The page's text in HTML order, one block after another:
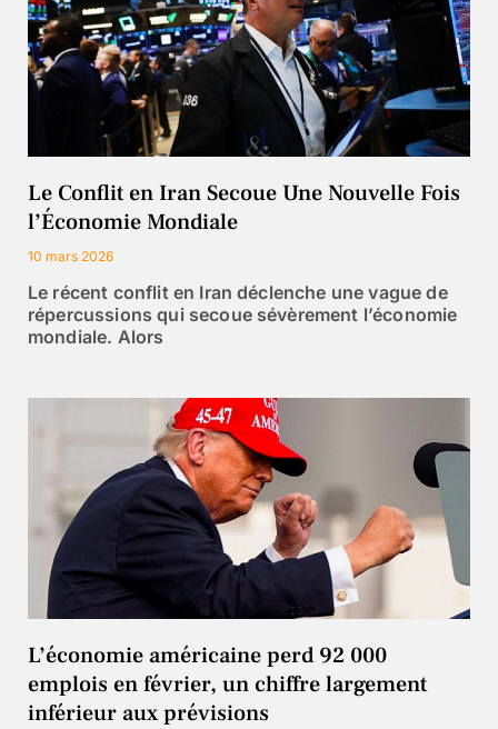
Le Conflit en Iran Secoue Une Nouvelle Fois
l’Économie Mondiale
10 mars 2026
Le récent conflit en Iran déclenche une vague de
répercussions qui secoue sévèrement l’économie
mondiale. Alors
L’économie américaine perd 92 000
emplois en février, un chiffre largement
inférieur aux prévisions